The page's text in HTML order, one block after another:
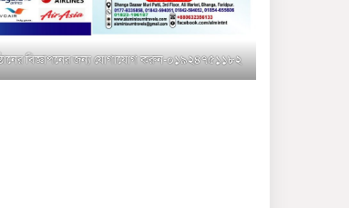
মুক্তাগাছায় জুলাই শহীদ
সামিদের কবর জিয়ারত ও পৌর
কমিটির কার্যক্রম শুরু
শহিদুল ইসলাম বাবুলের হাত
বিজ্ঞাপনের জন্য যোগাযোগ করুন-০১৯২৪৭৫১১৮২